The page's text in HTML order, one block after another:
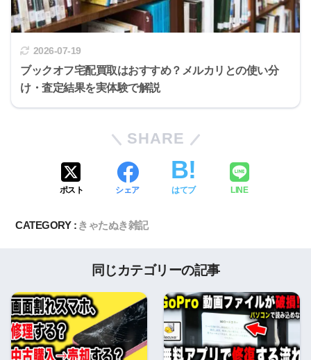
2026-07-19
ブックオフ宅配買取はおすすめ？メルカリとの使い分
け・査定結果を実体験で解説
SHARE
ポスト シェア はてブ LINE
CATEGORY : きゃたぬき雑記
同じカテゴリーの記事